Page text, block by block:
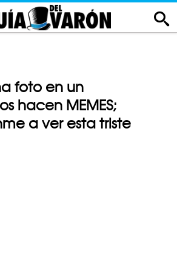
foto en un
hacen MEMES;
a ver esta triste